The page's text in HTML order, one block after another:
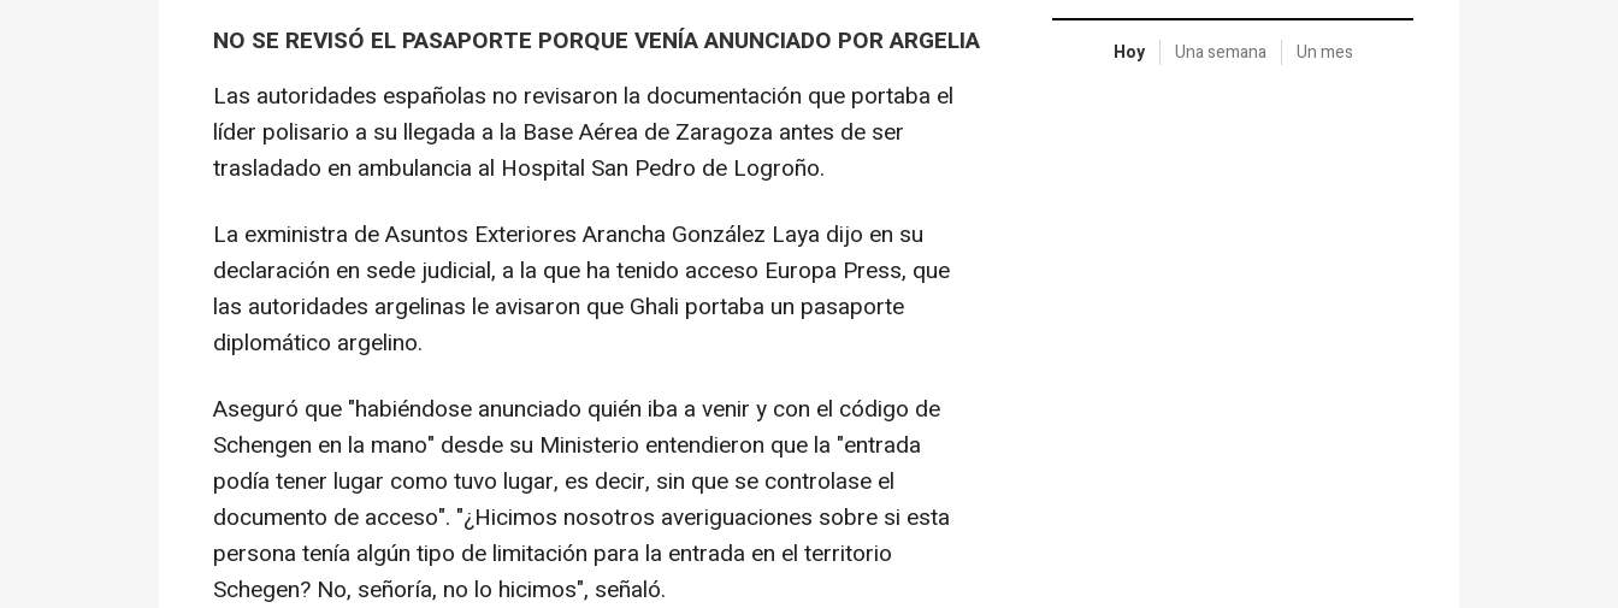
NO SE REVISÓ EL PASAPORTE PORQUE VENÍA ANUNCIADO POR ARGELIA
Las autoridades españolas no revisaron la documentación que portaba el
líder polisario a su llegada a la Base Aérea de Zaragoza antes de ser
trasladado en ambulancia al Hospital San Pedro de Logroño.
La exministra de Asuntos Exteriores Arancha González Laya dijo en su
declaración en sede judicial, a la que ha tenido acceso Europa Press, que
las autoridades argelinas le avisaron que Ghali portaba un pasaporte
diplomático argelino.
Aseguró que "habiéndose anunciado quién iba a venir y con el código de
Schengen en la mano" desde su Ministerio entendieron que la "entrada
podía tener lugar como tuvo lugar, es decir, sin que se controlase el
documento de acceso". "¿Hicimos nosotros averiguaciones sobre si esta
persona tenía algún tipo de limitación para la entrada en el territorio
Schegen? No, señoría, no lo hicimos", señaló.
Hoy Una semana Un mes